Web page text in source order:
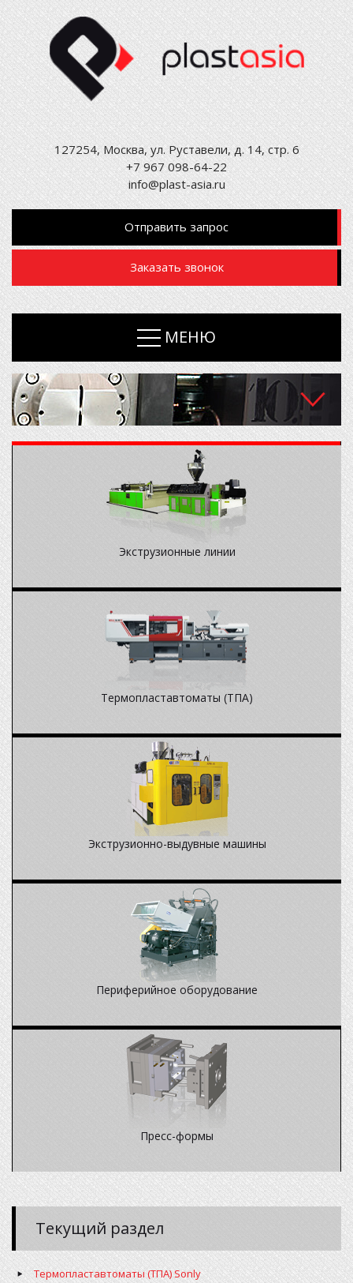
127254, Москва, ул. Руставели, д. 14, стр. 6
+7 967 098-64-22
info@plast-asia.ru
Отправить запрос
Заказать звонок
МЕНЮ
О компании
Новости
Оборудование
На складе
Контакты
Проектирование и изготовление пресс-форм для различных
Экструзионные линии
Термопластавтоматы (ТПА)
Экструзионно-выдувные машины
Периферийное оборудование
Пресс-формы
Текущий раздел
Термопластавтоматы (ТПА) Sonly